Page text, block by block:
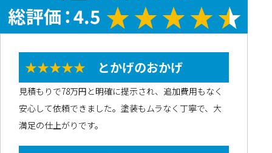
★★★★★ とかげのおかげ
見積もりで78万円と明確に提示され、追加費用もなく
安心して依頼できました。塗装もムラなく丁寧で、大
満足の仕上がりです。